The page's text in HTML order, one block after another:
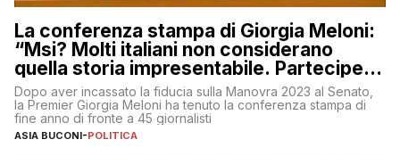
La conferenza stampa di Giorgia Meloni:
“Msi? Molti italiani non considerano
quella storia impresentabile. Parteciperò
al 25 aprile”
Dopo aver incassato la fiducia sulla Manovra 2023 al Senato,
la Premier Giorgia Meloni ha tenuto la conferenza stampa di
fine anno di fronte a 45 giornalisti
ASIA BUCONI-POLITICA